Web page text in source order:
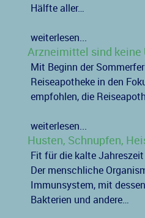
Hälfte aller…
weiterlesen...
Arzneimittel sind keine
Mit Beginn der
Reiseapotheke in den
empfohlen, die
weiterlesen...
Husten, Schnupfen,
Fit für die kalte Jahreszeit
Der menschliche
Immunsystem, mit
Bakterien und andere…